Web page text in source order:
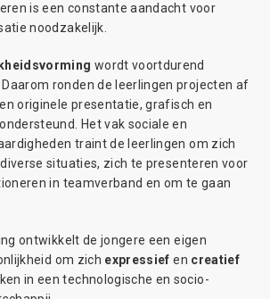
is een constante aandacht voor
noodzakelijk.
wordt voortdurend
ronden de leerlingen projecten af
originele presentatie, grafisch en
Het vak sociale en
traint de leerlingen om zich
situaties, zich te presenteren voor
in teamverband en om te gaan
ontwikkelt de jongere een eigen
om zich expressief en creatief
in een technologische en socio-